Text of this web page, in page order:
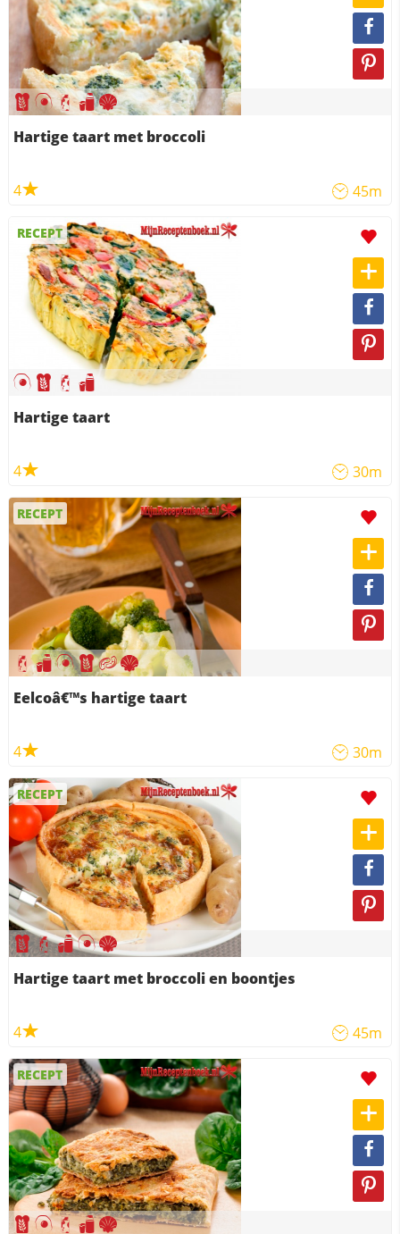
Hartige taart met broccoli
4 45m
RECEPT
Hartige taart
4 30m
RECEPT
Eelcoâ€™s hartige taart
4 30m
RECEPT
Hartige taart met broccoli en boontjes
4 45m
RECEPT